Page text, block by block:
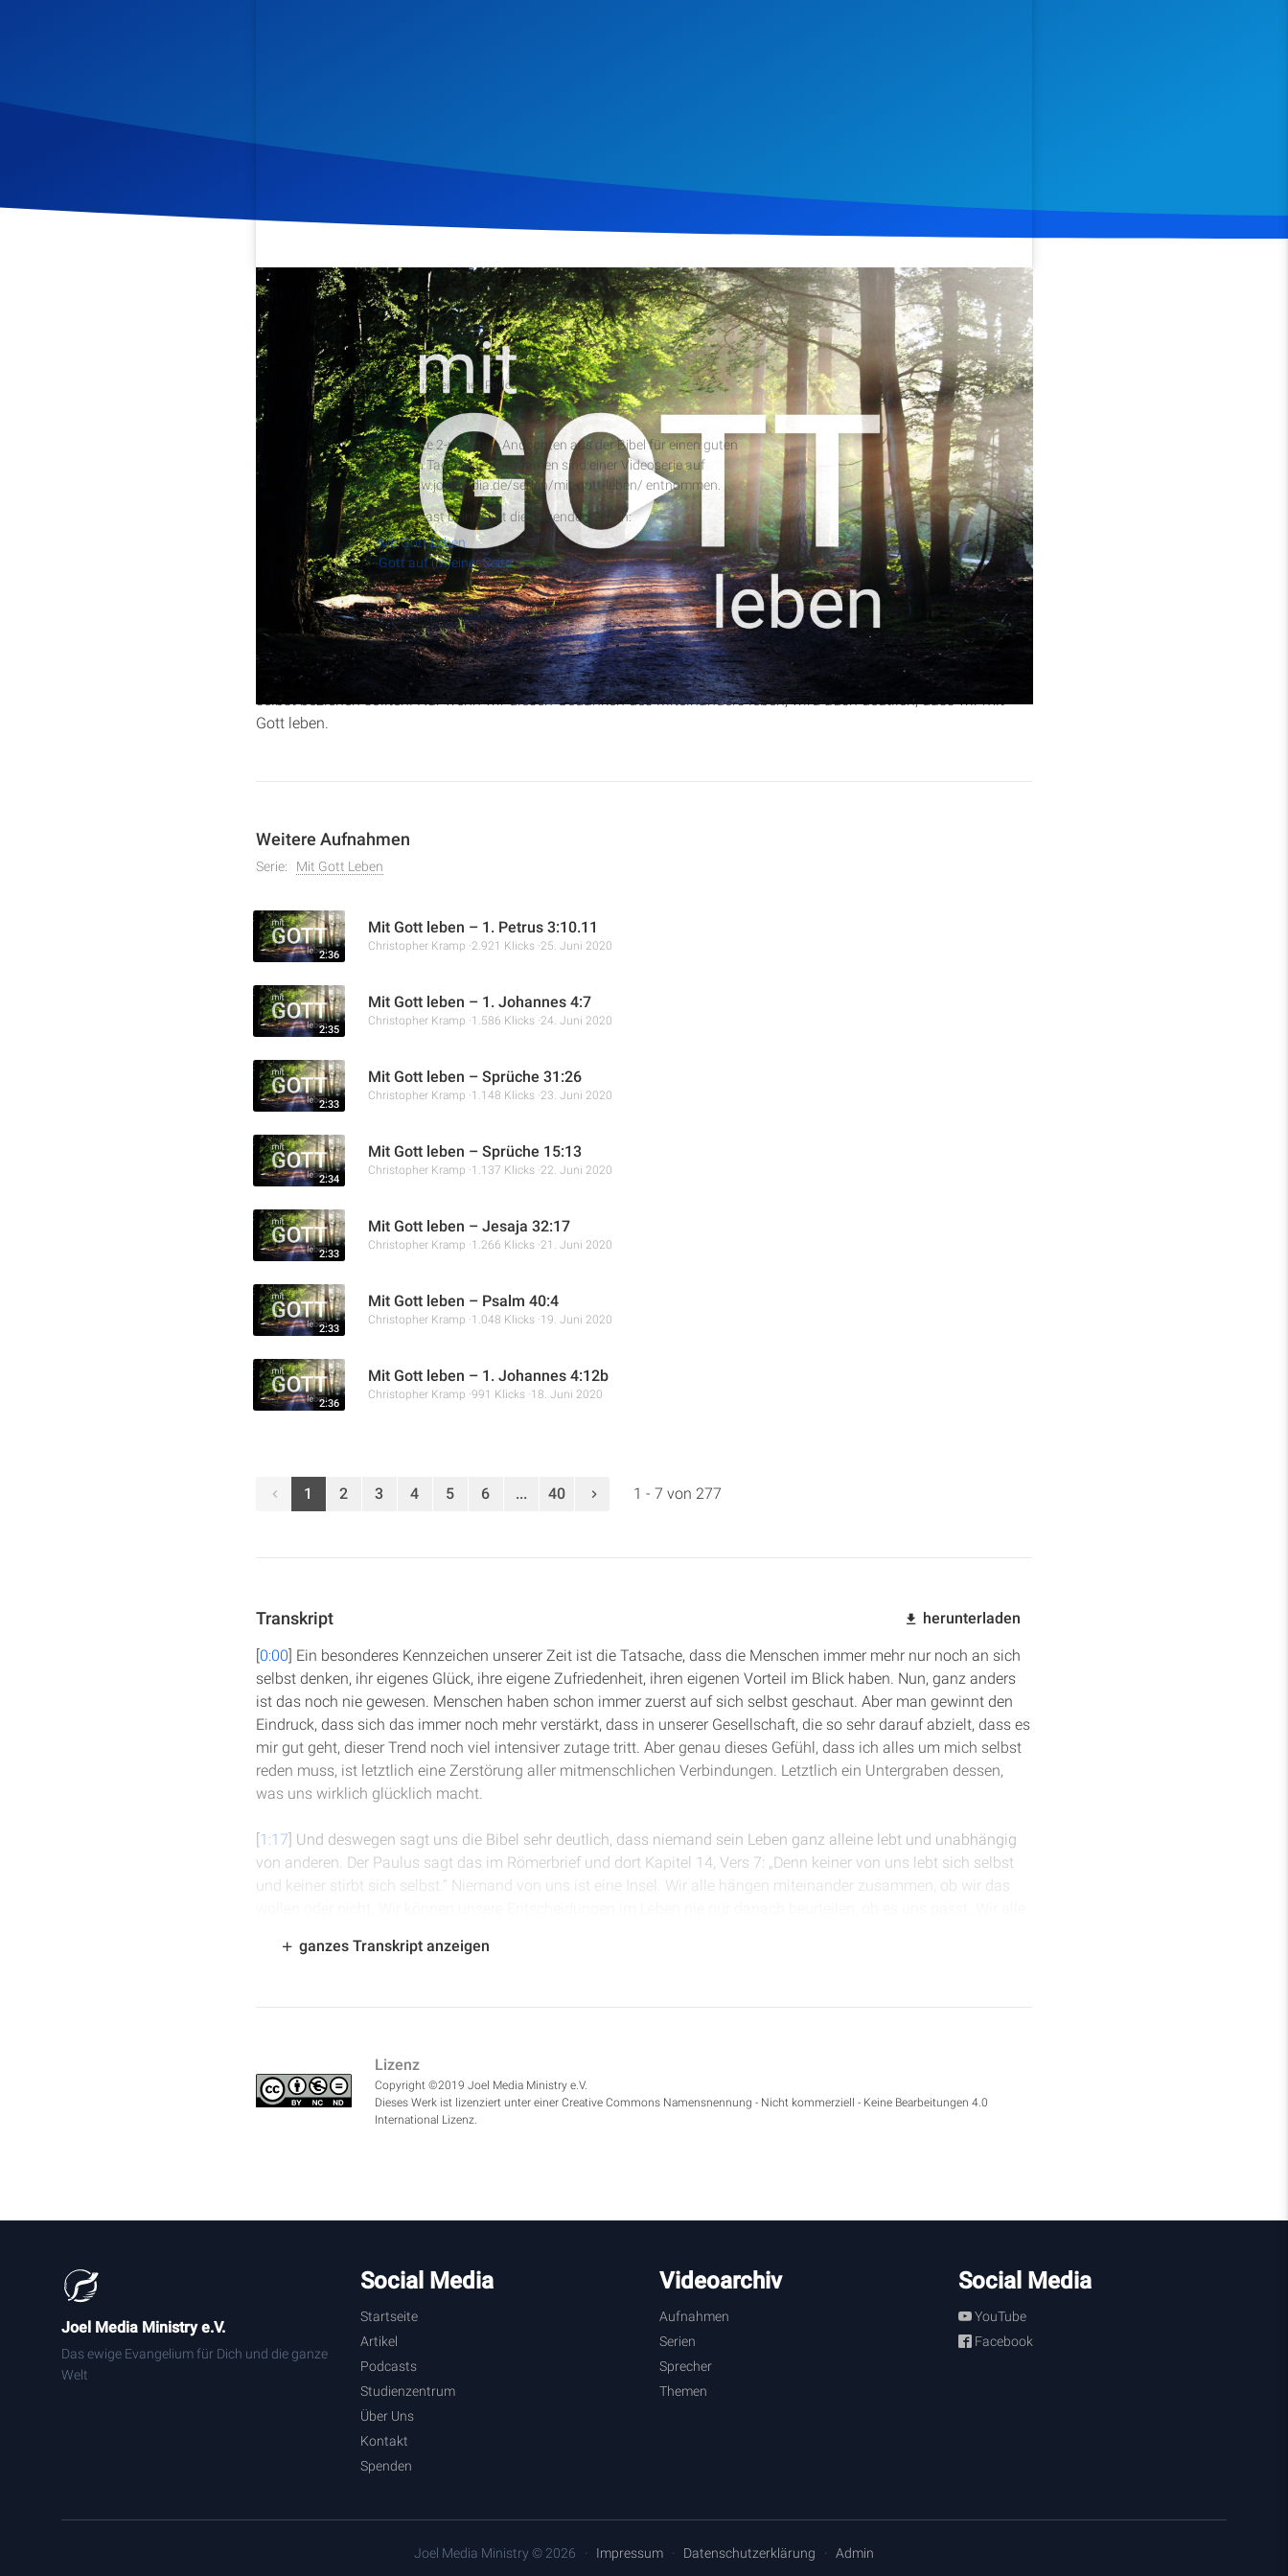
Veröffentlicht am 27. Juli 2019 425Klicks Download Teilen
Podcast Diese Aufnahme ist teil eines Podcasts
Tägliche Andachten
Täglich kurze 2-minütige Andachten aus der Bibel für einen guten
Start in den Tag. Diese Aufnahmen sind einer Videoserie auf
https://www.joelmedia.de/serien/mit-gott-leben/ entnommen.
Dieser Podcast beinhaltet die folgenden Serien:
Mit Gott Leben
Gott auf (m)einer Seite
RSS-Feed
In diesem Video spricht Christopher Kramp über die Bedeutung, dass wir nicht allein leben. Er zitiert Römer 14
7, um zu verdeutlichen, dass wir alle miteinander verbunden sind und unsere Entscheidungen nicht nur auf uns
selbst beziehen sollten. Nur wenn wir diesen Gedanken des Miteinanders leben, wird auch deutlich, dass wir mit
Gott leben.
Weitere Aufnahmen
Serie: Mit Gott Leben
2:36
Mit Gott leben – 1. Petrus 3:10.11
Christopher Kramp 2.921 Klicks 25. Juni 2020
2:35
Mit Gott leben – 1. Johannes 4:7
Christopher Kramp 1.586 Klicks 24. Juni 2020
2:33
Mit Gott leben – Sprüche 31:26
Christopher Kramp 1.148 Klicks 23. Juni 2020
2:34
Mit Gott leben – Sprüche 15:13
Christopher Kramp 1.137 Klicks 22. Juni 2020
2:33
Mit Gott leben – Jesaja 32:17
Christopher Kramp 1.266 Klicks 21. Juni 2020
2:33
Mit Gott leben – Psalm 40:4
Christopher Kramp 1.048 Klicks 19. Juni 2020
2:36
Mit Gott leben – 1. Johannes 4:12b
Christopher Kramp 991 Klicks 18. Juni 2020
1 2 3 4 5 6 ... 40 1 - 7 von 277
Transkript herunterladen
[0:00] Ein besonderes Kennzeichen unserer Zeit ist die Tatsache, dass die Menschen immer mehr nur noch an sich
selbst denken, ihr eigenes Glück, ihre eigene Zufriedenheit, ihren eigenen Vorteil im Blick haben. Nun, ganz anders
ist das noch nie gewesen. Menschen haben schon immer zuerst auf sich selbst geschaut. Aber man gewinnt den
Eindruck, dass sich das immer noch mehr verstärkt, dass in unserer Gesellschaft, die so sehr darauf abzielt, dass es
mir gut geht, dieser Trend noch viel intensiver zutage tritt. Aber genau dieses Gefühl, dass ich alles um mich selbst
reden muss, ist letztlich eine Zerstörung aller mitmenschlichen Verbindungen. Letztlich ein Untergraben dessen,
was uns wirklich glücklich macht.
[1:17] Und deswegen sagt uns die Bibel sehr deutlich, dass niemand sein Leben ganz alleine lebt und unabhängig
von anderen. Der Paulus sagt das im Römerbrief und dort Kapitel 14, Vers 7: „Denn keiner von uns lebt sich selbst
und keiner stirbt sich selbst.“ Niemand von uns ist eine Insel. Wir alle hängen miteinander zusammen, ob wir das
um uns wieder zu regenerieren, sollte von diesem Gedanken geprägt sein, dass wir miteinander leben.
ganzes Transkript anzeigen
Lizenz
Copyright ©2019 Joel Media Ministry e.V.
Dieses Werk ist lizenziert unter einer Creative Commons Namensnennung - Nicht kommerziell - Keine Bearbeitungen 4.0
International Lizenz.
Joel Media Ministry e.V.
Das ewige Evangelium für Dich und die ganze
Welt
Social Media
Startseite
Artikel
Podcasts
Studienzentrum
Über Uns
Kontakt
Spenden
Videoarchiv
Aufnahmen
Serien
Sprecher
Themen
Social Media
YouTube
Facebook
Joel Media Ministry © 2026 Impressum Datenschutzerklärung Admin